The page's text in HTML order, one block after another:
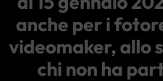
anche per i
videomaker, allo
chi non ha